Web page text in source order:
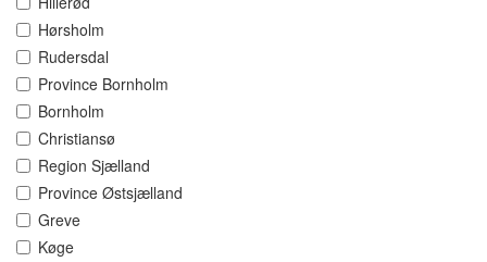
Hørsholm
Rudersdal
Province Bornholm
Bornholm
Christiansø
Region Sjælland
Province Østsjælland
Greve
Køge